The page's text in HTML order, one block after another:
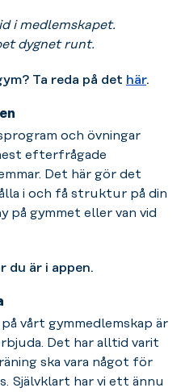
i medlemskapet.
dygnet runt.
Ta reda på det här.
och övningar
efterfrågade
Det här gör det
i och få struktur på din
på gymmet eller van vid
du är i appen.
vårt gymmedlemskap är
Det har alltid varit
ska vara något för
Självklart har vi ett ännu